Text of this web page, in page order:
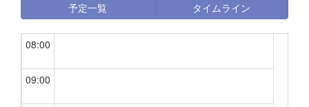
予定一覧 タイムライン
08:00
09:00